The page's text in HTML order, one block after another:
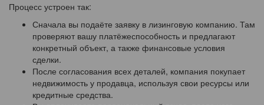
Процесс устроен так:
Сначала вы подаёте заявку в лизинговую компанию. Там
проверяют вашу платёжеспособность и предлагают
конкретный объект, а также финансовые условия
сделки.
После согласования всех деталей, компания покупает
недвижимость у продавца, используя свои ресурсы или
кредитные средства.